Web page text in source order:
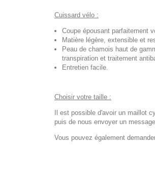
Cuissard vélo :
Coupe épousant parfaitement
Matière légère, extensible et
Peau de chamois haut de
transpiration et traitement
Entretien facile.
Choisir votre taille :
Il est possible d'avoir un maillot
puis de nous envoyer un
Vous pouvez également